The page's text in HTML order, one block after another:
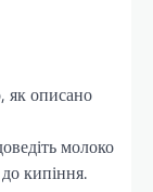
як описано
молоко
кипіння.